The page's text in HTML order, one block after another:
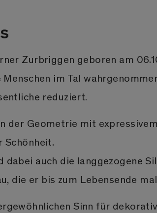
Zurbriggen geboren am
im Tal
reduziert.
der Geometrie mit
Schönheit.
dabei auch die langgezogene
die er bis zum Lebensende
Sinn für